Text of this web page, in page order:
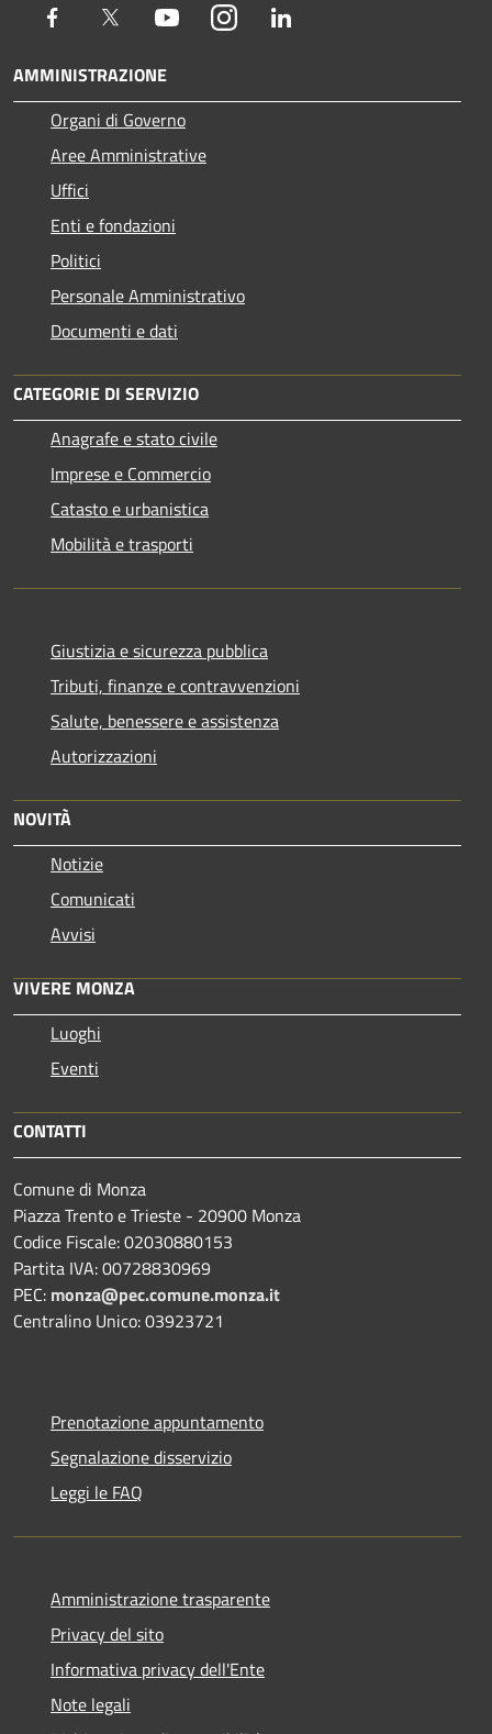
Facebook Twitter YoutubeInstagram
AMMINISTRAZIONE
Organi di Governo
Aree Amministrative
Uffici
Enti e fondazioni
Politici
Personale Amministrativo
Documenti e dati
CATEGORIE DI SERVIZIO
Anagrafe e stato civile
Imprese e Commercio
Catasto e urbanistica
Mobilità e trasporti
Giustizia e sicurezza pubblica
Tributi, finanze e contravvenzioni
Salute, benessere e assistenza
Autorizzazioni
NOVITÀ
Notizie
Comunicati
Avvisi
VIVERE MONZA
Luoghi
Eventi
CONTATTI
Comune di Monza
Piazza Trento e Trieste - 20900 Monza
Codice Fiscale: 02030880153
Partita IVA: 00728830969
PEC: monza@pec.comune.monza.it
Centralino Unico: 03923721
Prenotazione appuntamento
Segnalazione disservizio
Leggi le FAQ
Amministrazione trasparente
Privacy del sito
Informativa privacy dell'Ente
Note legali